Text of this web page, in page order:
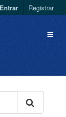
Entrar Registrar